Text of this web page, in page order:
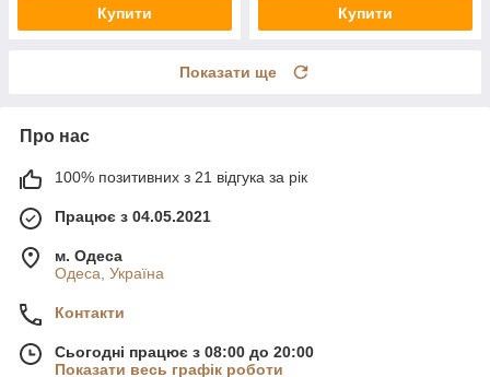
Купити Купити
Показати ще
Про нас
100% позитивних з 21 відгука за рік
Працює з 04.05.2021
м. Одеса
Одеса, Україна
Контакти
Сьогодні працює з 08:00 до 20:00
Показати весь графік роботи